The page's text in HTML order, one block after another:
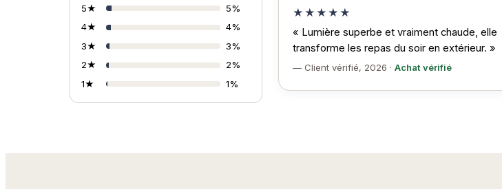
5★
5%
4★
4%
3★
3%
2★
2%
1★
1%
★★★★★
« Lumière superbe et vraiment chaude, elle
transforme les repas du soir en extérieur. »
— Client vérifié, 2026 ·Achat vérifié